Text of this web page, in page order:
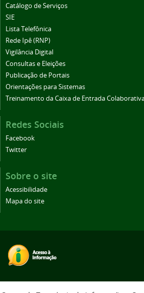
Catálogo de Serviços
SIE
Lista Telefônica
Rede Ipê (RNP)
Vigilância Digital
Consultas e Eleições
Publicação de Portais
Orientações para Sistemas
Treinamento da Caixa de Entrada
Redes Sociais
Facebook
Twitter
Sobre o site
Acessibilidade
Mapa do site